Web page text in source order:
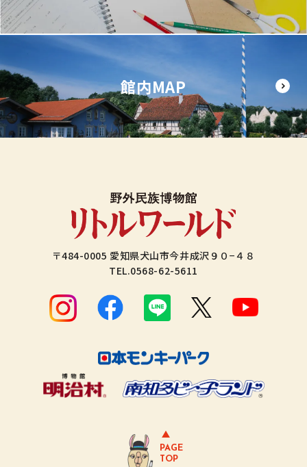
館内MAP
〒484-0005 愛知県犬山市今井成沢９０−４８
TEL.0568-62-5611
PAGE
TOP